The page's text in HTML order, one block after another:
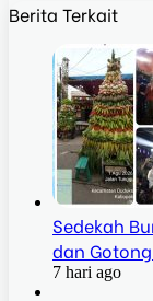
Berita Terkait
Sedekah
dan
7 hari ago